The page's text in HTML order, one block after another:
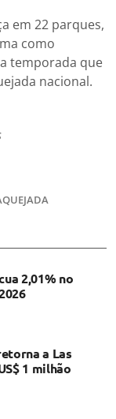
em 22 parques,
como
temporada que
nacional.
2,01% no
a Las
1 milhão